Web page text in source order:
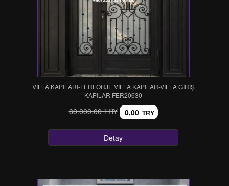
VİLLA KAPILARI-FERFORJE VİLLA KAPILAR-VİLLA GİRİŞ
KAPILAR FER20630
60.000,00 TRY 0,00 TRY
Detay